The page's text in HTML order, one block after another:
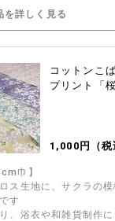
を詳しく見る
コットンこ
プリント「
1,000円（
巾】
ス生地に、サクラの
す
、浴衣や和雑貨制作